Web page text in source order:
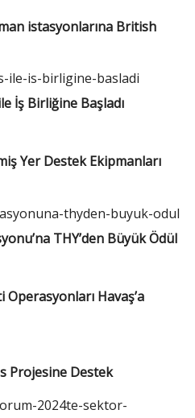
istasyonlarına British
İş Birliğine Başladı
Yer Destek Ekipmanları
THY’den Büyük Ödül
Operasyonları Havaş’a
Projesine Destek